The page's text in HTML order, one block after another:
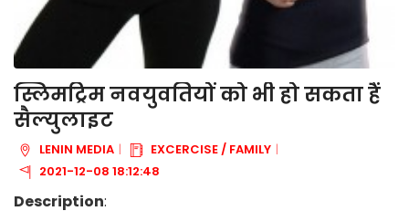
स्लिमट्रिम नवयुवतियों को भी हो सकता हैं
सैल्युलाइट
LENIN MEDIA
EXCERCISE / FAMILY
2021-12-08 18:12:48
Description: